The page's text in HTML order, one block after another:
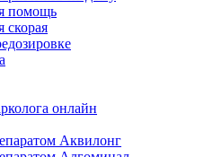
помощь
скорая
онлайн
Аквилонг